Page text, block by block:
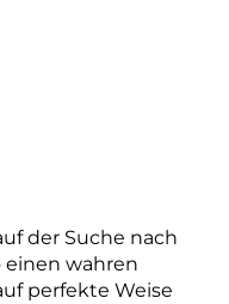
der Suche nach
einen wahren
perfekte Weise